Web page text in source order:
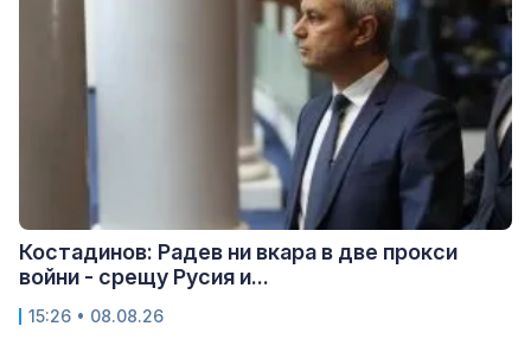
Костадинов: Радев ни вкара в две прокси
войни - срещу Русия и...
15:26 • 08.08.26